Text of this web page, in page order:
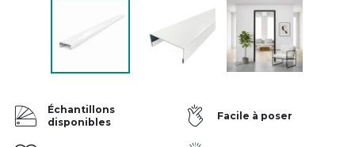
Échantillons
disponibles
Facile à poser